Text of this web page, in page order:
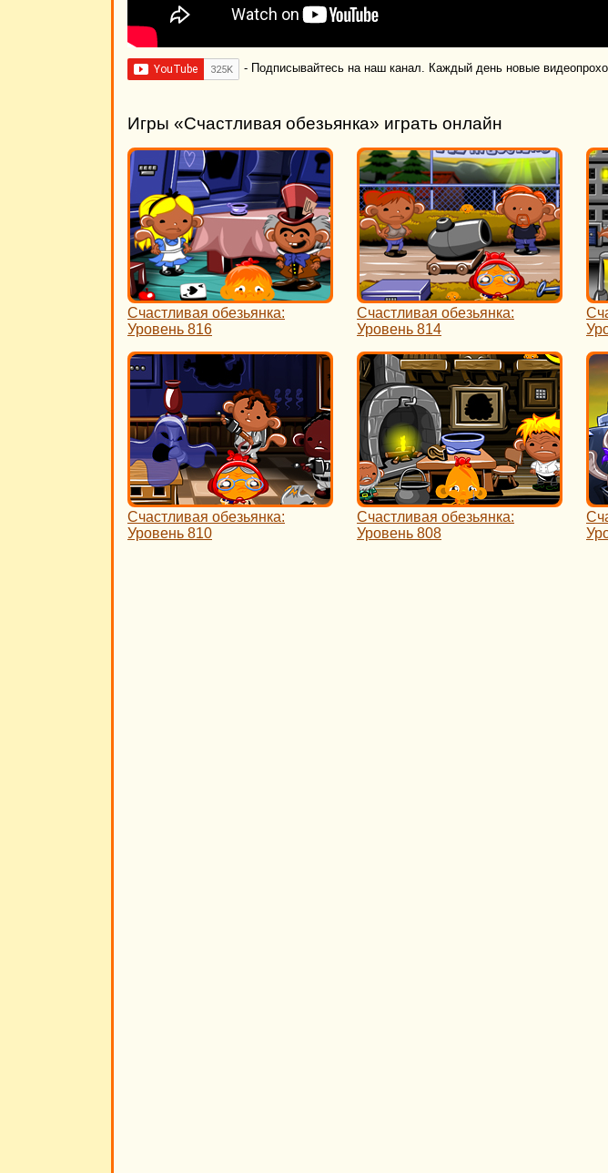
- Подписывайтесь на наш канал. Каждый день новые
Игры «Счастливая обезьянка» играть онлайн
Счастливая обезьянка:
Уровень 816
Счастливая обезьянка:
Уровень 814
Счастливая обезьянка:
Уровень 810
Счастливая обезьянка:
Уровень 808